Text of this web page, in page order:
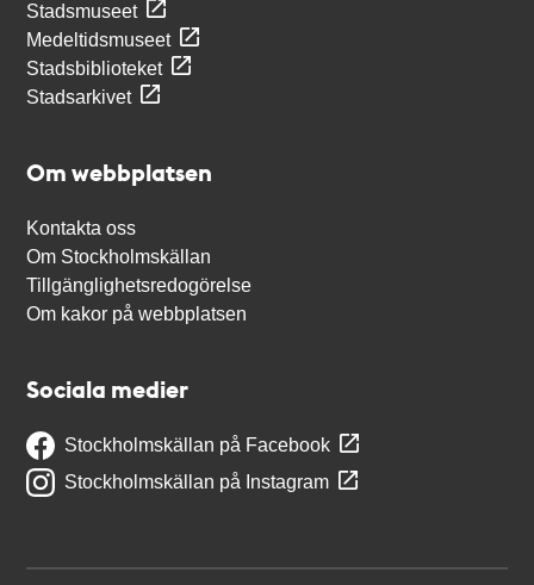
Stadsmuseet
Medeltidsmuseet
Stadsbiblioteket
Stadsarkivet
Om webbplatsen
Kontakta oss
Om Stockholmskällan
Tillgänglighetsredogörelse
Om kakor på webbplatsen
Sociala medier
Stockholmskällan på Facebook
Stockholmskällan på Instagram